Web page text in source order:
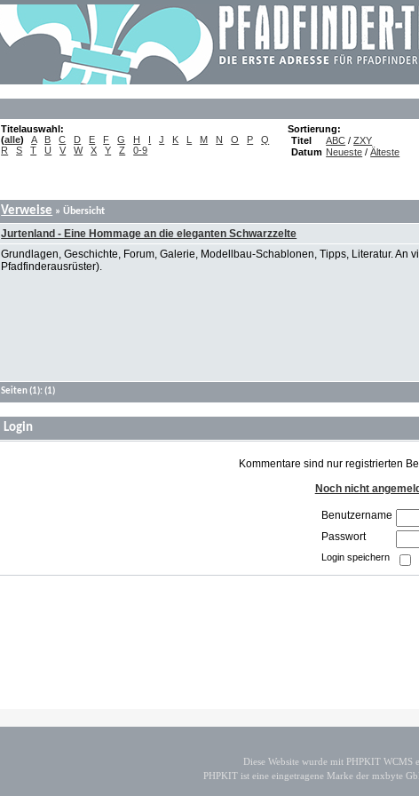
Titelauswahl:
(alle) A B C D E F G H I J K L M N O P
Q
R
S T U V W X Y Z 0-9
Sortierung:
Titel
ABC /ZXY
Datum Neueste /Älteste
Verweise » Übersicht
Jurtenland - Eine Hommage an die eleganten Schwarzzelte
Grundlagen, Geschichte, Forum, Galerie, Modellbau-Schablonen, Tipps, Literatur. An
Pfadfinderausrüster).
Seiten(1):(1)
Login
Kommentare sind nur registrierten
Noch nicht
Benutzername
Passwort
Login speichern
Diese Website wurde mit PHPKIT WCMS
PHPKIT ist eine eingetragene Marke der mxbyte